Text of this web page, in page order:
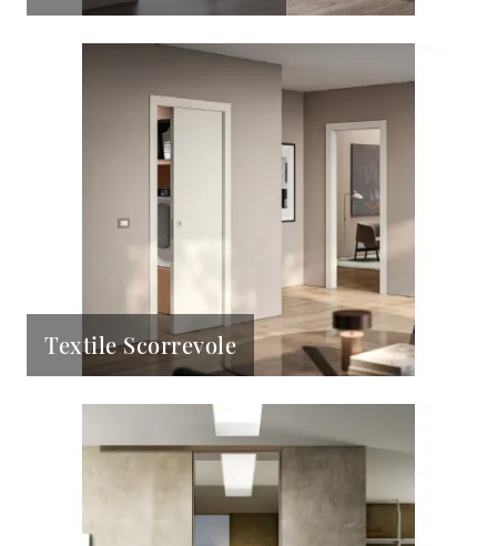
Textile Scorrevole